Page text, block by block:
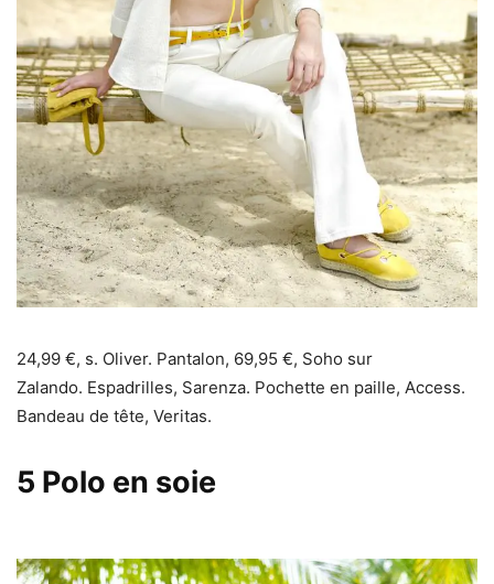
24,99 €, s. Oliver. Pantalon, 69,95 €, Soho sur
Zalando. Espadrilles, Sarenza. Pochette en paille, Access.
Bandeau de tête, Veritas.
5 Polo en soie